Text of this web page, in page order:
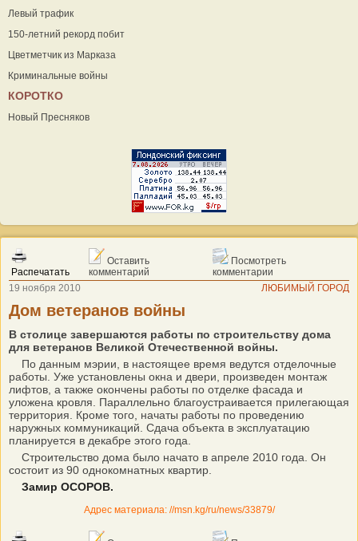
Левый трафик
150-летний рекорд побит
Цветметчик из Марказа
Криминальные войны
КОРОТКО
Новый Пресняков
Распечатать
Оставить
комментарий
Посмотреть
комментарии
19 ноября 2010
ЛЮБИМЫЙ ГОРОД
Дом ветеранов войны
В столице завершаются работы по строительству дома
для ветеранов Великой Отечественной войны.
По данным мэрии, в настоящее время ведутся отделочные
работы. Уже установлены окна и двери, произведен монтаж
лифтов, а также окончены работы по отделке фасада и
уложена кровля. Параллельно благоустраивается прилегающая
территория. Кроме того, начаты работы по проведению
наружных коммуникаций. Сдача объекта в эксплуатацию
планируется в декабре этого года.
Строительство дома было начато в апреле 2010 года. Он
состоит из 90 однокомнатных квартир.
Замир ОСОРОВ.
Адрес материала: //msn.kg/ru/news/33879/